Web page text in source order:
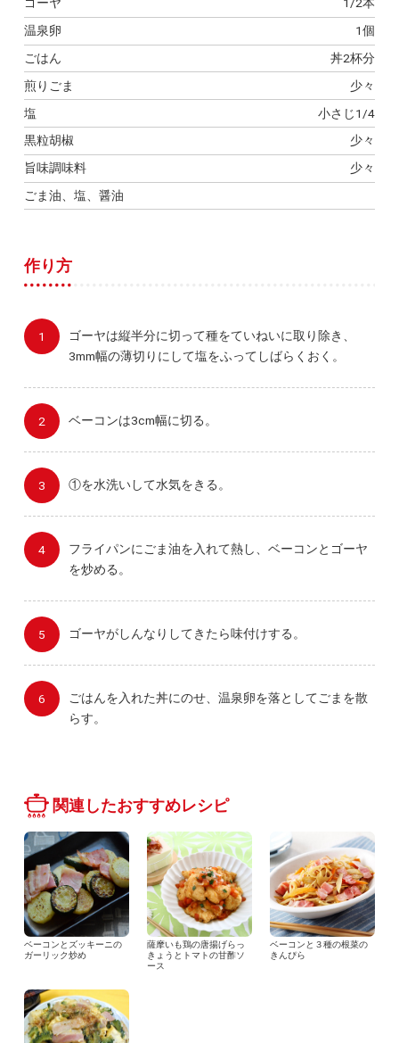
ゴーヤ
1/2本
温泉卵
1個
ごはん
丼2杯分
煎りごま
少々
塩
小さじ1/4
黒粒胡椒
少々
旨味調味料
少々
ごま油、塩、醤油
作り方
ゴーヤは縦半分に切って種をていねいに取り除き、
3mm幅の薄切りにして塩をふってしばらくおく。
ベーコンは3cm幅に切る。
①を水洗いして水気をきる。
フライパンにごま油を入れて熱し、ベーコンとゴーヤ
を炒める。
ゴーヤがしんなりしてきたら味付けする。
ごはんを入れた丼にのせ、温泉卵を落としてごまを散
らす。
関連したおすすめレシピ
ベーコンとズッキーニの
ガーリック炒め
薩摩いも鶏の唐揚げらっ
きょうとトマトの甘酢ソ
ース
ベーコンと３種の根菜の
きんぴら